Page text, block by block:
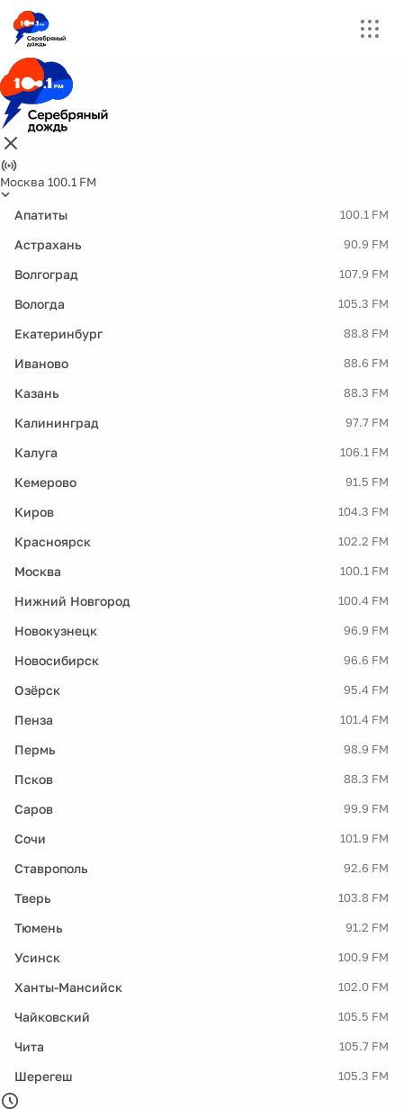
Москва 100.1 FM
Апатиты 100.1 FM
Астрахань 90.9 FM
Волгоград 107.9 FM
Вологда 105.3 FM
Екатеринбург 88.8 FM
Иваново 88.6 FM
Казань 88.3 FM
Калининград 97.7 FM
Калуга 106.1 FM
Кемерово 91.5 FM
Киров 104.3 FM
Красноярск 102.2 FM
Москва 100.1 FM
Нижний Новгород 100.4 FM
Новокузнецк 96.9 FM
Новосибирск 96.6 FM
Озёрск 95.4 FM
Пенза 101.4 FM
Пермь 98.9 FM
Псков 88.3 FM
Саров 99.9 FM
Сочи 101.9 FM
Ставрополь 92.6 FM
Тверь 103.8 FM
Тюмень 91.2 FM
Усинск 100.9 FM
Ханты-Мансийск 102.0 FM
Чайковский 105.5 FM
Чита 105.7 FM
Шерегеш 105.3 FM